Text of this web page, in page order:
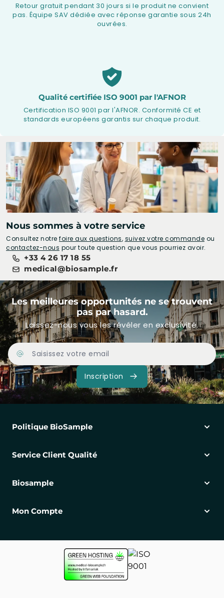
Retour gratuit pendant 30 jours si le produit ne convient
pas. Équipe SAV dédiée avec réponse garantie sous 24h
ouvrées.
Qualité certifiée ISO 9001 par l'AFNOR
Certification ISO 9001 par l'AFNOR. Conformité CE et
standards européens garantis sur chaque produit.
Nous sommes à votre service
Consultez notre foire aux questions, suivez votre commande ou
contactez-nous pour toute question que vous pourriez avoir.
+33 4 26 17 18 55
medical@biosample.fr
Les meilleures opportunités ne se trouvent
pas par hasard.
Laissez-nous vous les révéler en exclusivité.
Adresse Email
Inscription
Politique BioSample
Service Client Qualité
Biosample
Mon Compte